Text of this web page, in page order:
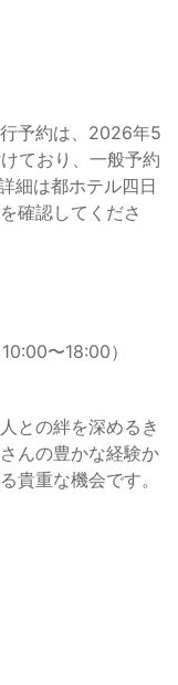
予約は、2026年5
ており、一般予約
細は都ホテル四日
確認してくださ
〜18:00）
との絆を深めるき
んの豊かな経験か
貴重な機会です。